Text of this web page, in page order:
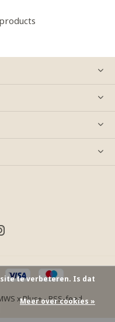
xPlus+-RSS-feed
te verbeteren. Is dat
Meer over cookies »